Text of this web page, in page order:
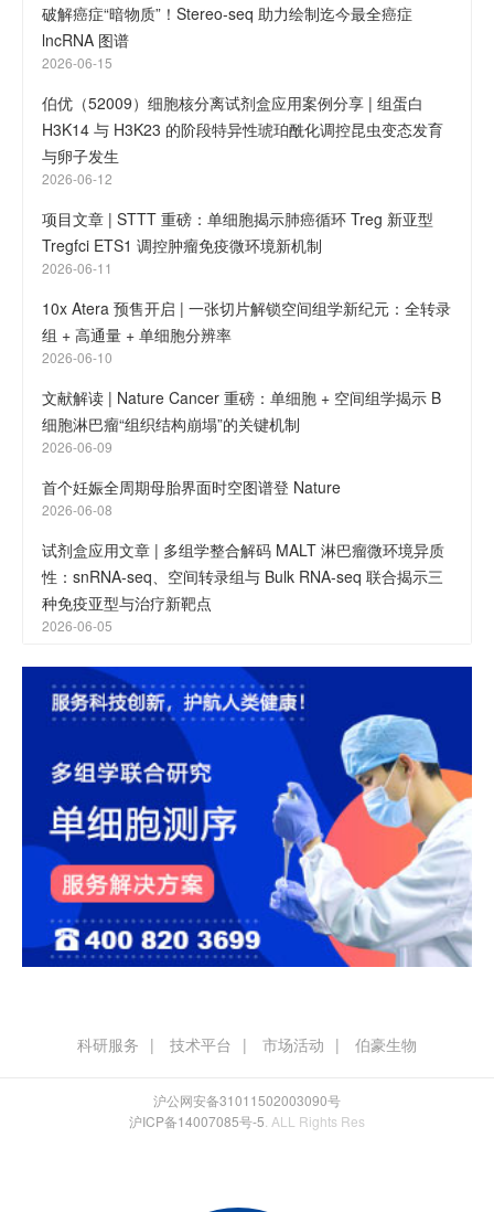
破解癌症“暗物质”！Stereo-seq 助力绘制迄今最全癌症
lncRNA 图谱
2026-06-15
伯优（52009）细胞核分离试剂盒应用案例分享 | 组蛋白
H3K14 与 H3K23 的阶段特异性琥珀酰化调控昆虫变态发育
与卵子发生
2026-06-12
项目文章 | STTT 重磅：单细胞揭示肺癌循环 Treg 新亚型
Tregfci ETS1 调控肿瘤免疫微环境新机制
2026-06-11
10x Atera 预售开启 | 一张切片解锁空间组学新纪元：全转录
组 + 高通量 + 单细胞分辨率
2026-06-10
文献解读 | Nature Cancer 重磅：单细胞 + 空间组学揭示 B
细胞淋巴瘤“组织结构崩塌”的关键机制
2026-06-09
首个妊娠全周期母胎界面时空图谱登 Nature
2026-06-08
试剂盒应用文章 | 多组学整合解码 MALT 淋巴瘤微环境异质
性：snRNA-seq、空间转录组与 Bulk RNA-seq 联合揭示三
种免疫亚型与治疗新靶点
2026-06-05
科研服务 技术平台 市场活动 伯豪生物
沪公网安备31011502003090号
沪ICP备14007085号-5 . ALL Rights Res